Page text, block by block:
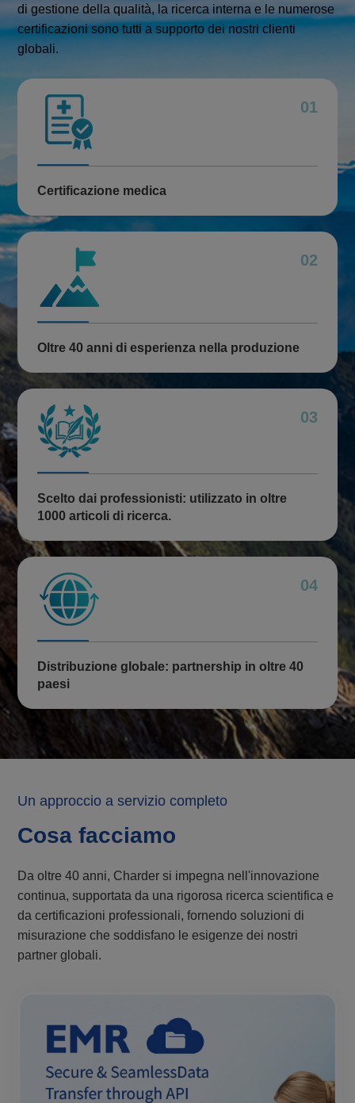
di gestione della qualità, la ricerca interna e le numerose
certificazioni sono tutti a supporto dei nostri clienti
globali.
01
Certificazione medica
02
Oltre 40 anni di esperienza nella produzione
03
Scelto dai professionisti: utilizzato in oltre
1000 articoli di ricerca.
04
Distribuzione globale: partnership in oltre 40
paesi
Un approccio a servizio completo
Cosa facciamo
Da oltre 40 anni, Charder si impegna nell'innovazione
continua, supportata da una rigorosa ricerca scientifica e
da certificazioni professionali, fornendo soluzioni di
misurazione che soddisfano le esigenze dei nostri
partner globali.